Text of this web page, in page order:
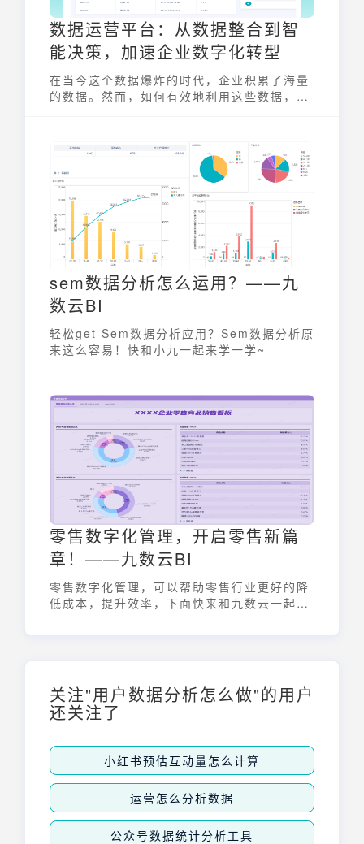
数据运营平台：从数据整合到智
能决策，加速企业数字化转型
在当今这个数据爆炸的时代，企业积累了海量
的数据。然而，如何有效地利用这些数据，从
据运营平台，正是解决这一难题的关键。它能
够帮助企业整合、管理、分析和应用数据，从
而驱动业务决策，提升运营效率，实现数字化
转型。
sem数据分析怎么运用？——九
数云BI
轻松get Sem数据分析应用？Sem数据分析原
来这么容易！快和小九一起来学一学~
零售数字化管理，开启零售新篇
章！——九数云BI
零售数字化管理，可以帮助零售行业更好的降
低成本，提升效率，下面快来和九数云一起学
关注"用户数据分析怎么做"的用户
还关注了
小红书预估互动量怎么计算
运营怎么分析数据
公众号数据统计分析工具